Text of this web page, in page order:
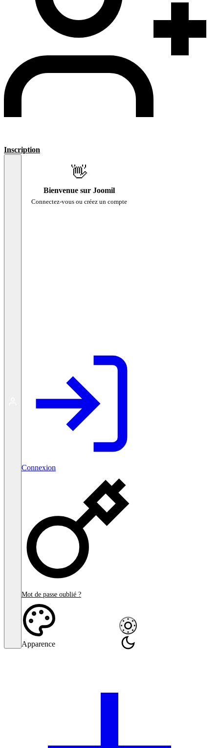
Inscription
👋
Bienvenue sur Joomil
Connectez-vous ou créez un compte
Connexion
Mot de passe oublié ?
Apparence